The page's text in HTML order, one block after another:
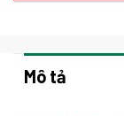
Mô tả